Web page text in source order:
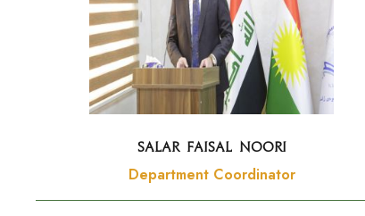
Salar Faisal Noori
Department Coordinator